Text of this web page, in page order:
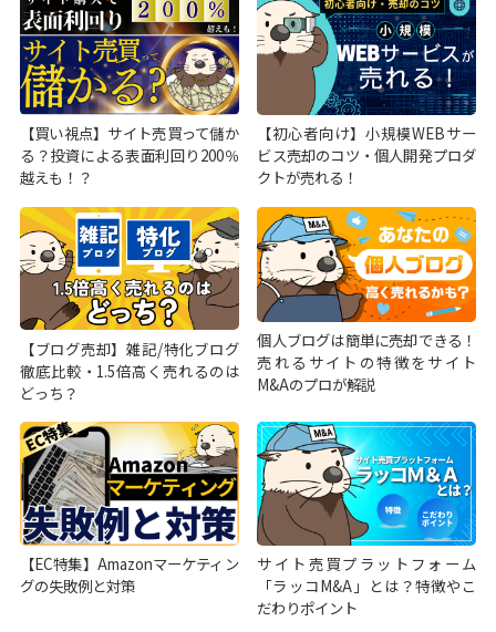
【買い視点】サイト売買って儲か
る？投資による表面利回り200％
越えも！？
【初心者向け】小規模WEBサー
ビス売却のコツ・個人開発プロダ
クトが売れる！
【ブログ売却】雑記/特化ブログ
徹底比較・1.5倍高く売れるのは
どっち？
個人ブログは簡単に売却できる！
売れるサイトの特徴をサイト
M&Aのプロが解説
【EC特集】Amazonマーケティン
グの失敗例と対策
サイト売買プラットフォーム
「ラッコM&A」とは？特徴やこ
だわりポイント